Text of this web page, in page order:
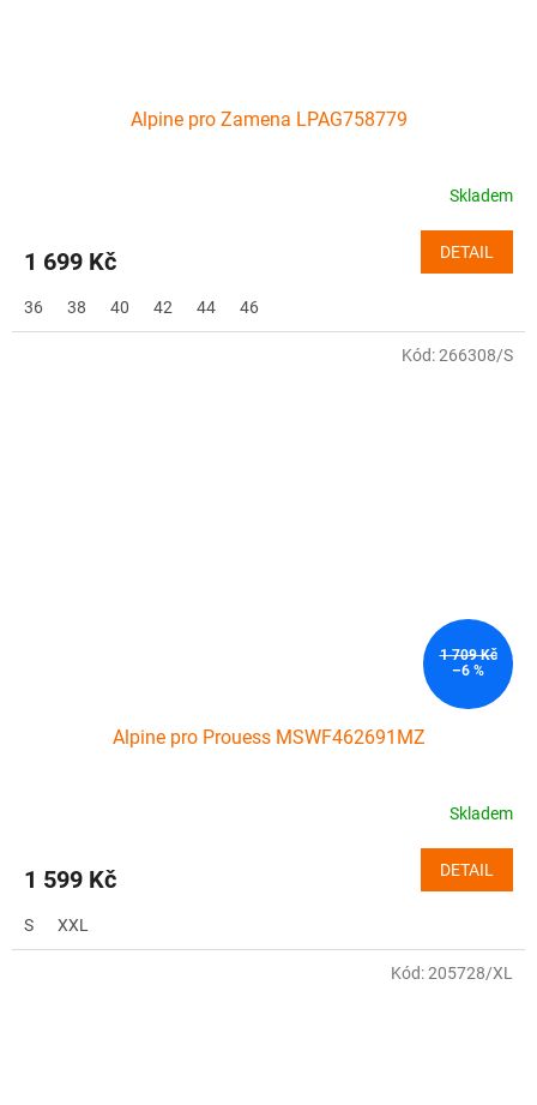
Alpine pro Zamena LPAG758779
Skladem
1 699 Kč DETAIL
36 38 40 42 44 46
1 709 Kč
–6 %
Alpine pro Prouess MSWF462691MZ
Skladem
1 599 Kč DETAIL
S XXL
Kód:266308/S
Kód:205728/XL